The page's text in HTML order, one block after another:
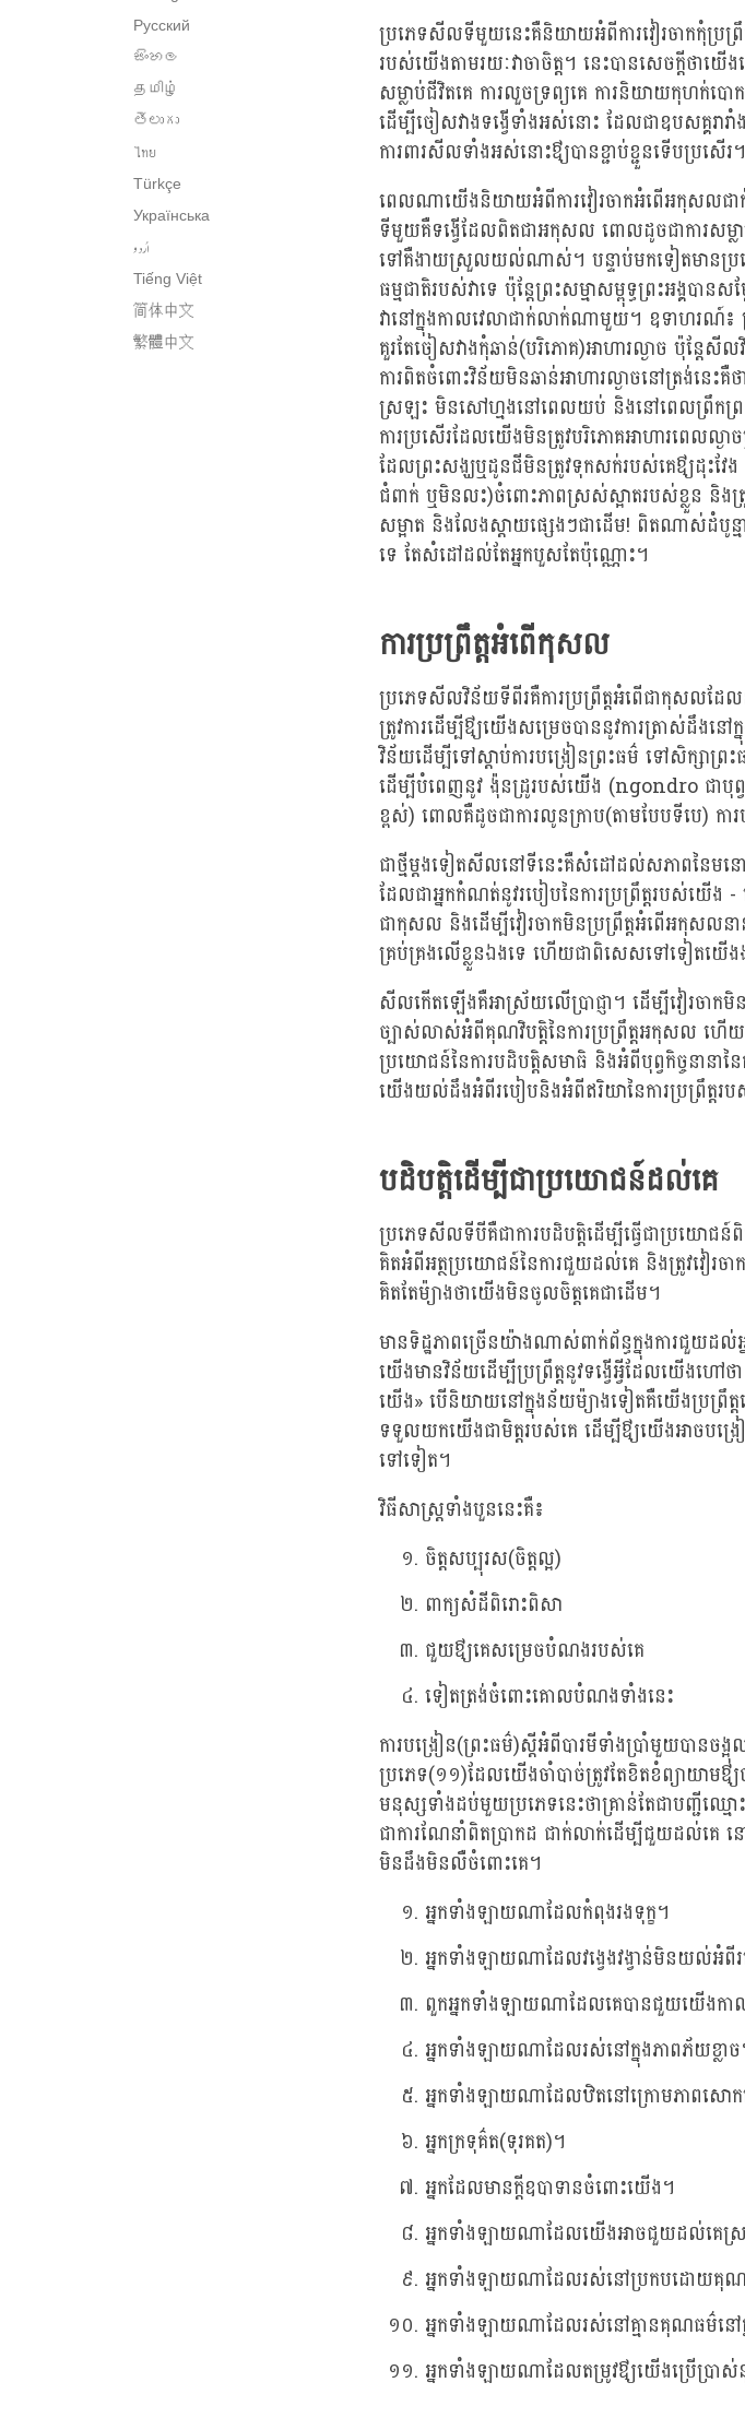
Русский
සිංහල
தமிழ்
తెలుగు
ไทย
Türkçe
Українська
اُردو
Tiếng Việt
简体中文
繁體中文
ប្រភេទសីលទីមួយនេះគឺនិយាយអំពីការវៀរចាកកុំប្រព្
របស់យើងតាមរយៈវាចាចិត្ត។ នេះបានសេចក្តីថាយ
សម្លាប់ជីវិតគេ ការលួចទ្រព្យគេ ការនិយាយកុហក់ប
ដើម្បីចៀសវាងទង្វើទាំងអស់នោះ ដែលជាឧបសគ្គរារាំ
ការពារសីលទាំងអស់នោះឳ្យបានខ្ជាប់ខ្ជួនទើបប្រសើរ។
ពេលណាយើងនិយាយអំពីការវៀរចាកអំពើអកុសលជ
ទីមួយគឺទង្វើដែលពិតជាអកុសល ពោលដូចជាការសម្លា
ទៅគឺងាយស្រួលយល់ណាស់។ បន្ទាប់មកទៀតមានប្រភេ
ធម្មជាតិរបស់វាទេ ប៉ុន្តែព្រះសម្មាសម្ពុទ្ធព្រះអង្គបា
វានៅក្នុងកាលវេលាជាក់លាក់ណាមួយ។ ឧទាហរណ៍៖
គួរតែចៀសវាងកុំឆាន់(បរិភោគ)អាហារល្ងាច ប៉ុន្ត
ការពិតចំពោះវិន័យមិនឆាន់អាហារល្ងាចនៅត្រង់នេះគឺថ
ស្រឡះ មិនសៅហ្មងនៅពេលយប់ និងនៅពេលព្រឹកព្រ
ការប្រសើរដែលយើងមិនត្រូវបរិភោគអាហារពេ
ដែលព្រះសង្ឃឬដូនជីមិនត្រូវទុកសក់របស់គេឳ្យដុះវែង
ជំពាក់ ឬមិនលះ)ចំពោះភាពស្រស់ស្អាតរបស់ខ្លួន និង
សម្អាត និងលែងស្តាយផ្សេងៗជាដើម! ពិតណាស់ដំ
ទេ តែសំដៅដល់តែអ្នកបួសតែប៉ុណ្ណោះ។
ការប្រព្រឹត្តអំពើកុសល
ប្រភេទសីលវិន័យទីពីរគឺការប្រព្រឹត្តអំពើជាកុសល
ត្រូវការដើម្បីឳ្យយើងសម្រេចបាននូវការត្រាស់ដឹងនៅក្
វិន័យដើម្បីទៅស្តាប់ការបង្រៀនព្រះធម៌ ទៅសិក្សាព្
ដើម្បីបំពេញនូវ ង៉ុនដ្រូរបស់យើង (ngondro ជាបុព្វកិច្
ខ្ពស់) ពោលគឺដូចជាការលូនក្រាប(តាមបែបទីបេ) ការ
ជាថ្មីម្តងទៀតសីលនៅទីនេះគឺសំដៅដល់សភាពនៃមនោ
ដែលជាអ្នកកំណត់នូវរបៀបនៃការប្រព្រឹត្តរបស់យើង -
ជាកុសល និងដើម្បីវៀរចាកមិនប្រព្រឹត្តអំពើអកុសលនា
គ្រប់គ្រងលើខ្លួនឯងទេ ហើយជាពិសេសទៅទៀតយ
សីលកើតឡើងគឺអាស្រ័យលើប្រាជ្ញា។ ដើម្បីវៀរចាកមិ
ច្បាស់លាស់អំពីគុណវិបត្តិនៃការប្រព្រឹត្តអកុសល ហើយ
ប្រយោជន៍នៃការបដិបត្តិសមាធិ និងអំពីបុព្វកិច្ចនានាន
យើងយល់ដឹងអំពីរបៀបនិងអំពីឥរិយានៃការប្រព្រឹត្តរ
បដិបត្តិដើម្បីជាប្រយោជន៍ដល់គេ
ប្រភេទសីលទីបីគឺជាការបដិបត្តិដើម្បីធ្វើជាប្រយោជន៍
គិតអំពីអត្ថប្រយោជន៍នៃការជួយដល់គេ និងត្រូវវៀរ
គិតតែម៉្យាងថាយើងមិនចូលចិត្តគេជាដើម។
មានទិដ្ឋភាពច្រើនយ៉ាងណាស់ពាក់ព័ន្ធក្នុងការជួយដ
យើងមានវិន័យដើម្បីប្រព្រឹត្តនូវទង្វើអ្វីដែលយើងហៅ
យើង» បើនិយាយនៅក្នុងន័យម៉្យាងទៀតគឺយើងប្រព្រឹត្
ទទួលយកយើងជាមិត្តរបស់គេ ដើម្បីឳ្យយើងអាចបង្
ទៅទៀត។
វិធីសាស្រ្តទាំងបួននេះគឺ៖
ចិត្តសប្បុរស(ចិត្តល្អ)
ពាក្យសំដីពិរោះពិសា
ជួយឳ្យគេសម្រេចបំណងរបស់គេ
ទៀតត្រង់ចំពោះគោលបំណងទាំងនេះ
ការបង្រៀន(ព្រះធម៌)ស្តីអំពីបារមីទាំងប្រាំមួយបាន
ប្រភេទ(១១)ដែលយើងចាំបាច់ត្រូវតែខិតខំព្យាយាមឳ្
មនុស្សទាំងដប់មួយប្រភេទនេះថាគ្រាន់តែជាបញ្ជីឈ្មោ
ជាការណែនាំពិតប្រាកដ ជាក់លាក់ដើម្បីជួយដល់គេ
មិនដឹងមិនលឺចំពោះគេ។
អ្នកទាំងឡាយណាដែលកំពុងរងទុក្ខ។
អ្នកទាំងឡាយណាដែលវង្វេងវង្វាន់មិនយល់
ពួកអ្នកទាំងឡាយណាដែលគេបានជួយយើងកា
អ្នកទាំងឡាយណាដែលរស់នៅក្នុងភាពភ័យខ្លា
អ្នកទាំងឡាយណាដែលឋិតនៅក្រោមភាពសោ
អ្នកក្រទុគ៌ត(ទុរគត)។
អ្នកដែលមានក្តីឧបាទានចំពោះយើង។
អ្នកទាំងឡាយណាដែលយើងអាចជួយដល់គេ
អ្នកទាំងឡាយណាដែលរស់នៅប្រកបដោយគុណ
អ្នកទាំងឡាយណាដែលរស់នៅគ្មានគុណធម៌នៅ
អ្នកទាំងឡាយណាដែលតម្រូវឳ្យយើងប្រើប្រ